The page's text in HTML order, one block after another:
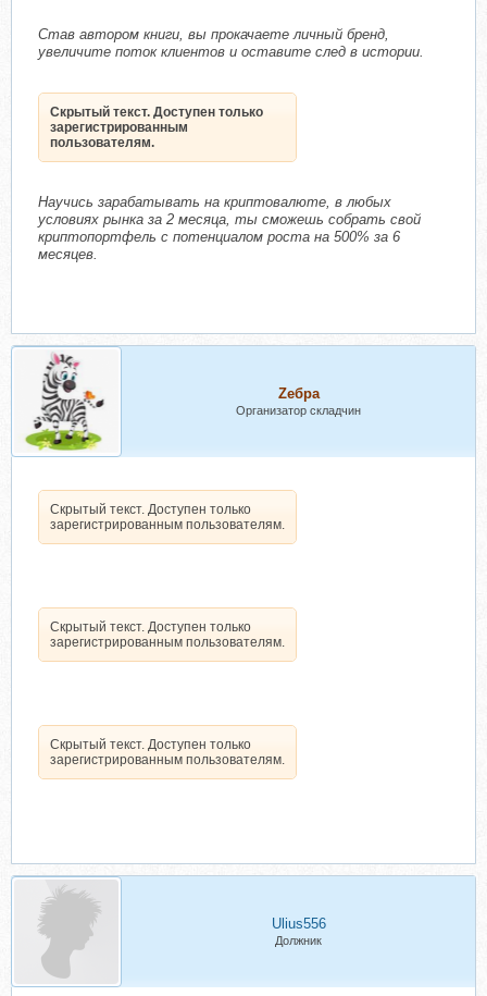
Став автором книги, вы прокачаете личный бренд,
увеличите поток клиентов и оставите след в истории.
Скрытый текст. Доступен только
зарегистрированным
пользователям.
Научись зарабатывать на криптовалюте, в любых
условиях рынка за 2 месяца, ты сможешь собрать свой
криптопортфель с потенциалом роста на 500% за 6
месяцев.
Zебра
Организатор складчин
Скрытый текст. Доступен только
зарегистрированным пользователям.
Скрытый текст. Доступен только
зарегистрированным пользователям.
Скрытый текст. Доступен только
зарегистрированным пользователям.
Ulius556
Должник